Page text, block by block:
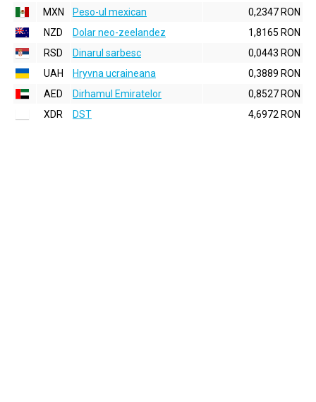
MXN
Peso-ul mexican
0,2347 RON
NZD
Dolar neo-zeelandez
1,8165 RON
RSD
Dinarul sarbesc
0,0443 RON
UAH
Hryvna ucraineana
0,3889 RON
AED
Dirhamul Emiratelor
0,8527 RON
XDR
DST 4,6972 RON